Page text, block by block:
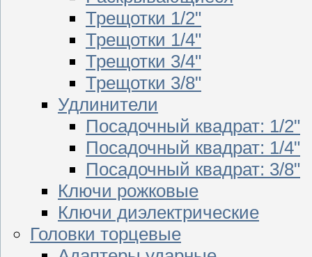
Трещотки 1/2"
Трещотки 1/4"
Трещотки 3/4"
Трещотки 3/8"
Удлинители
Посадочный квадрат: 1/2"
Посадочный квадрат: 1/4"
Посадочный квадрат: 3/8"
Ключи рожковые
Ключи диэлектрические
Головки торцевые